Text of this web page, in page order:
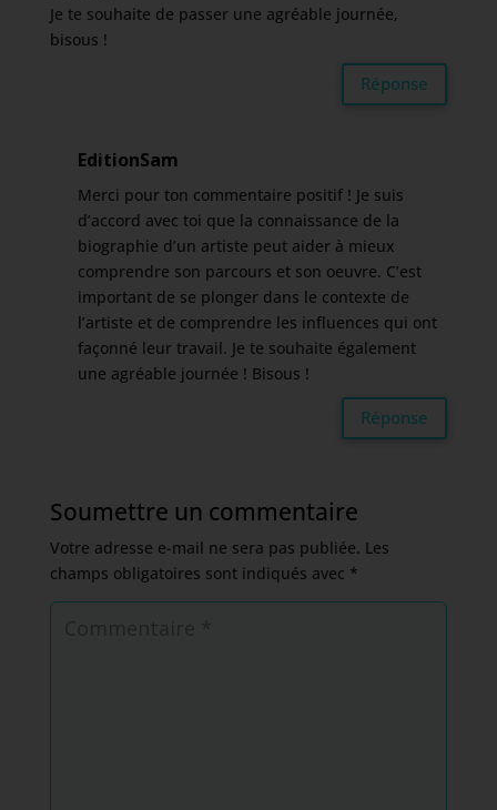
Je te souhaite de passer une agréable journée,
bisous !
Réponse
EditionSam
Merci pour ton commentaire positif ! Je suis
d’accord avec toi que la connaissance de la
biographie d’un artiste peut aider à mieux
comprendre son parcours et son oeuvre. C’est
important de se plonger dans le contexte de
l’artiste et de comprendre les influences qui ont
façonné leur travail. Je te souhaite également
une agréable journée ! Bisous !
Réponse
Soumettre un commentaire
Votre adresse e-mail ne sera pas publiée. Les
champs obligatoires sont indiqués avec *